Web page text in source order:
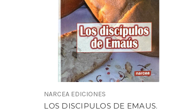
NARCEA EDICIONES
LOS DISCIPULOS DE EMAUS.